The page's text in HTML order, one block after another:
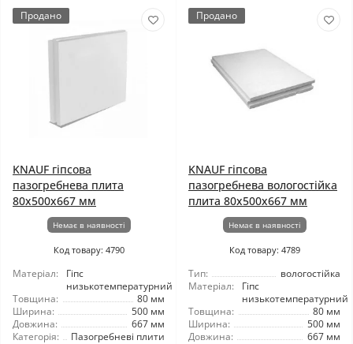
Продано
KNAUF гіпсова
пазогребнева плита
80x500x667 мм
Немає в наявності
Код товару: 4790
Матеріал:
Гіпс
низькотемпературний
Товщина:
80 мм
Ширина:
500 мм
Довжина:
667 мм
Категорія:
Пазогребневі плити
Продано
KNAUF гіпсова
пазогребнева вологостійка
плита 80x500x667 мм
Немає в наявності
Код товару: 4789
Тип:
вологостійка
Матеріал:
Гіпс
низькотемпературний
Товщина:
80 мм
Ширина:
500 мм
Довжина:
667 мм